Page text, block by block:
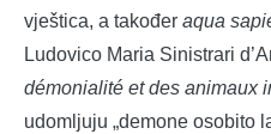
vještica, a također aqua
Ludovico Maria Sinistrari
démonialité et des animaux
udomljuju „demone osobito